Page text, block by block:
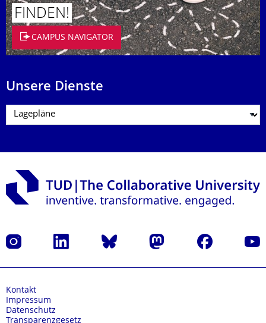
FINDEN!
CAMPUS NAVIGATOR
Unsere Dienste
Instagram LinkedIn Bluesky Mastodon Facebook
Kontakt
Impressum
Datenschutz
Transparenzgesetz